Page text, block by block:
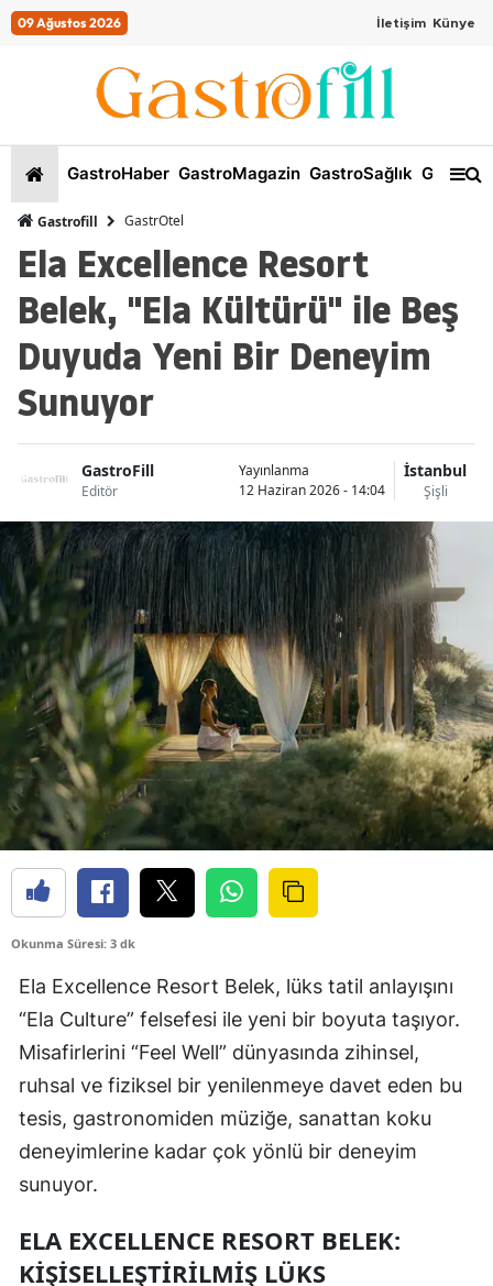
09 Ağustos 2026 İletişim Künye
GastroHaber GastroMagazin GastroSağlık
Gastrofill GastrOtel
Ela Excellence Resort
Belek, "Ela Kültürü" ile Beş
Duyuda Yeni Bir Deneyim
Sunuyor
GastroFill
Editör
Yayınlanma
12 Haziran 2026 - 14:04
İstanbul
Şişli
Okunma Süresi: 3 dk
Ela Excellence Resort Belek, lüks tatil anlayışını
“Ela Culture” felsefesi ile yeni bir boyuta taşıyor.
Misafirlerini “Feel Well” dünyasında zihinsel,
ruhsal ve fiziksel bir yenilenmeye davet eden bu
tesis, gastronomiden müziğe, sanattan koku
deneyimlerine kadar çok yönlü bir deneyim
sunuyor.
ELA EXCELLENCE RESORT BELEK:
KIŞISELLEŞTIRILMIŞ LÜKS